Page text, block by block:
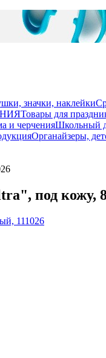
значки, наклейки
Товары для
и черченияШкольный
Органайзеры,
кожу, 80